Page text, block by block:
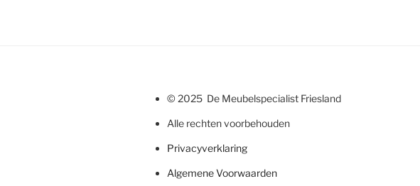
© 2025 De Meubelspecialist Friesland
Alle rechten voorbehouden
Privacyverklaring
Algemene Voorwaarden